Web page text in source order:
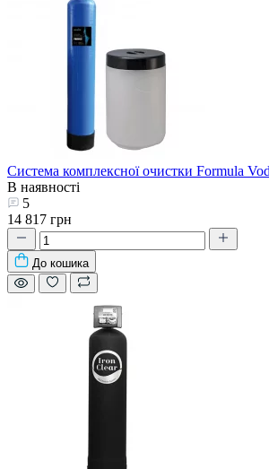
Система комплексної очистки Formula
В наявності
5
14 817 грн
До кошика